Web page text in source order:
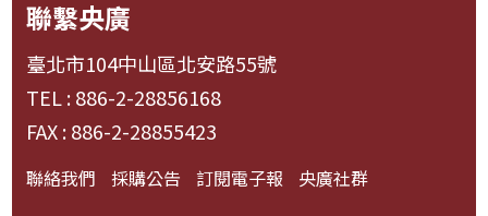
聯繫央廣
臺北市104中山區北安路55號
TEL : 886-2-28856168
FAX : 886-2-28855423
聯絡我們 採購公告 訂閱電子報 央廣社群